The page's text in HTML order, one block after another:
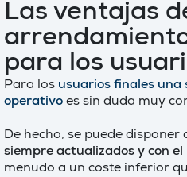
Las ventajas
para los
Para los usuarios finales una
operativo es sin duda muy
De hecho, se puede disponer
siempre actualizados y con
menudo a un coste inferior